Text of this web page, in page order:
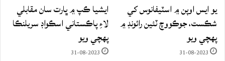
يو ايس اوپن ۾ اسٽيفانوس کي
شڪست، جوڪووچ ٽئين رائونڊ ۾
پهچي ويو
31-08-2023
ايشيا ڪپ ۾ ڀارت سان مقابلي
لاءِ پاڪستاني اسڪواڊ سريلنڪا
پهچي ويو
31-08-2023